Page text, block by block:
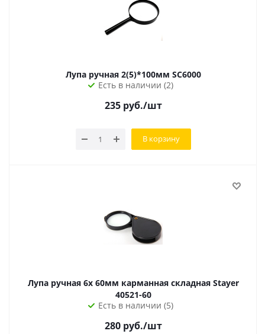
Лупа ручная 2(5)*100мм SC6000
Есть в наличии (2)
235руб./шт
В корзину
Лупа ручная 6x 60мм карманная складная Stayer
40521-60
Есть в наличии (5)
280руб./шт